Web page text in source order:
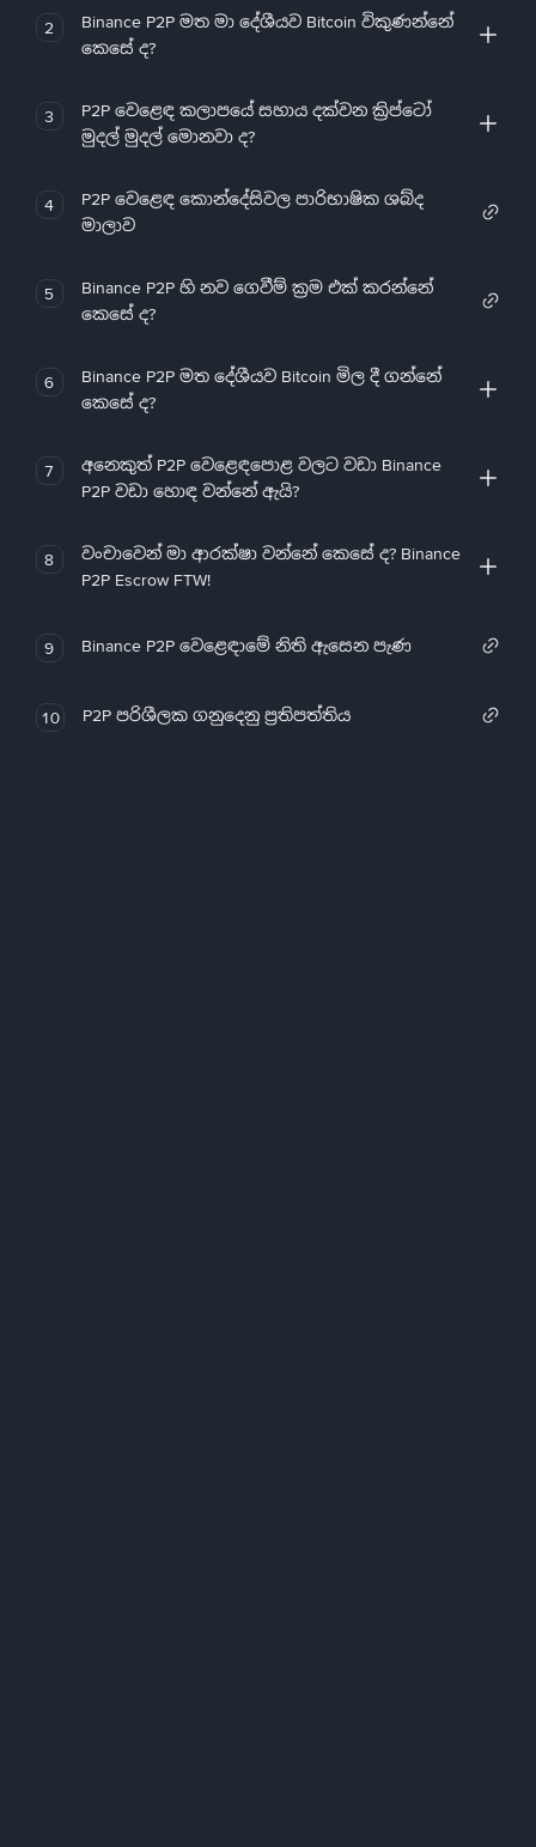
2
Binance P2P මත මා දේශීයව Bitcoin විකුණන්නේ
කෙසේ ද?
3
P2P වෙළෙඳ කලාපයේ සහාය දක්වන ක්‍රිප්ටෝ
මුදල් මුදල් මොනවා ද?
4
P2P වෙළෙඳ කොන්දේසිවල පාරිභාෂික ශබ්ද
මාලාව
5
Binance P2P හි නව ගෙවීම් ක්‍රම එක් කරන්නේ
කෙසේ ද?
6
Binance P2P මත දේශීයව Bitcoin මිල දී ගන්නේ
කෙසේ ද?
7
අනෙකුත් P2P වෙළෙඳපොළ වලට වඩා Binance
P2P වඩා හොඳ වන්නේ ඇයි?
8
වංචාවෙන් මා ආරක්ෂා වන්නේ කෙසේ ද? Binance
P2P Escrow FTW!
9 Binance P2P වෙළෙඳාමේ නිති ඇසෙන පැණ
10 P2P පරිශීලක ගනුදෙනු ප්‍රතිපත්තිය